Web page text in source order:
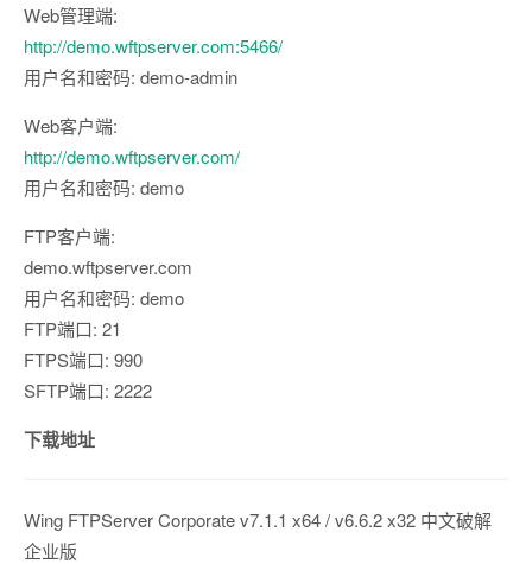
Web管理端:
http://demo.wftpserver.com:5466/
用户名和密码: demo-admin
Web客户端:
http://demo.wftpserver.com/
用户名和密码: demo
FTP客户端:
demo.wftpserver.com
用户名和密码: demo
FTP端口: 21
FTPS端口: 990
SFTP端口: 2222
下载地址
Wing FTPServer Corporate v7.1.1 x64 / v6.6.2 x32 中文破解
企业版